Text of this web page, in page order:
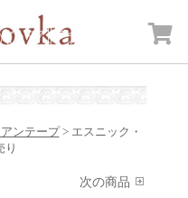
ンテープ> エスニック・
り
次の商品